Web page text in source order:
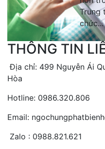
Trung
chức...
THÔNG TIN
Địa chỉ: 499 Nguyễn Ái
Hòa
Hotline: 0986.320.806
Email:
Zalo : 0988.821.621